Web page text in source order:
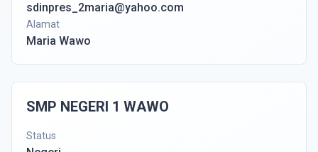
sdinpres_2maria@yahoo.com
Alamat
Maria Wawo
SMP NEGERI 1 WAWO
Status